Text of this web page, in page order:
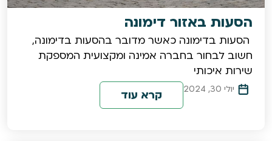
הסעות באזור דימונה
​ הסעות בדימונה כאשר מדובר בהסעות בדימונה,
חשוב לבחור בחברה אמינה ומקצועית המספקת
שירות איכותי
יולי 30, 2024 קרא עוד